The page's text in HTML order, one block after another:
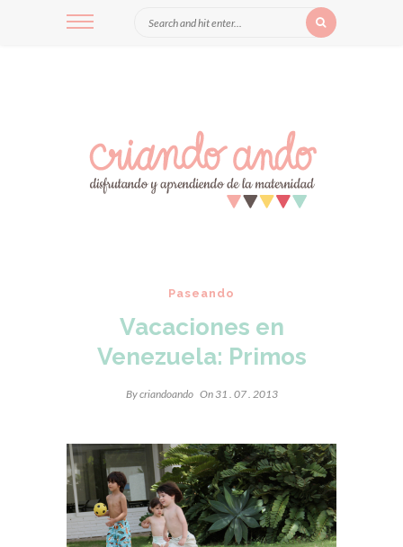
Paseando
Vacaciones en
Venezuela: Primos
Bycriandoando On 31 . 07 . 2013